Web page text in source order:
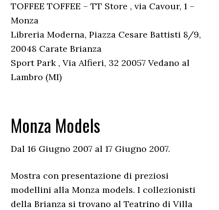
TOFFEE TOFFEE – TT Store , via Cavour, 1 –
Monza
Libreria Moderna, Piazza Cesare Battisti 8/9,
20048 Carate Brianza
Sport Park , Via Alfieri, 32 20057 Vedano al
Lambro (MI)
Monza Models
Dal 16 Giugno 2007 al 17 Giugno 2007.
Mostra con presentazione di preziosi
modellini alla Monza models. I collezionisti
della Brianza si trovano al Teatrino di Villa